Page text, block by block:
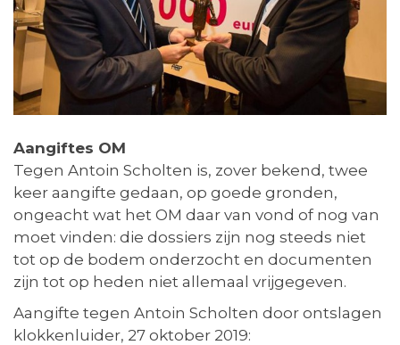
Aangiftes OM
Tegen Antoin Scholten is, zover bekend, twee
keer aangifte gedaan, op goede gronden,
ongeacht wat het OM daar van vond of nog van
moet vinden: die dossiers zijn nog steeds niet
tot op de bodem onderzocht en documenten
zijn tot op heden niet allemaal vrijgegeven.
Aangifte tegen Antoin Scholten door ontslagen
klokkenluider, 27 oktober 2019: